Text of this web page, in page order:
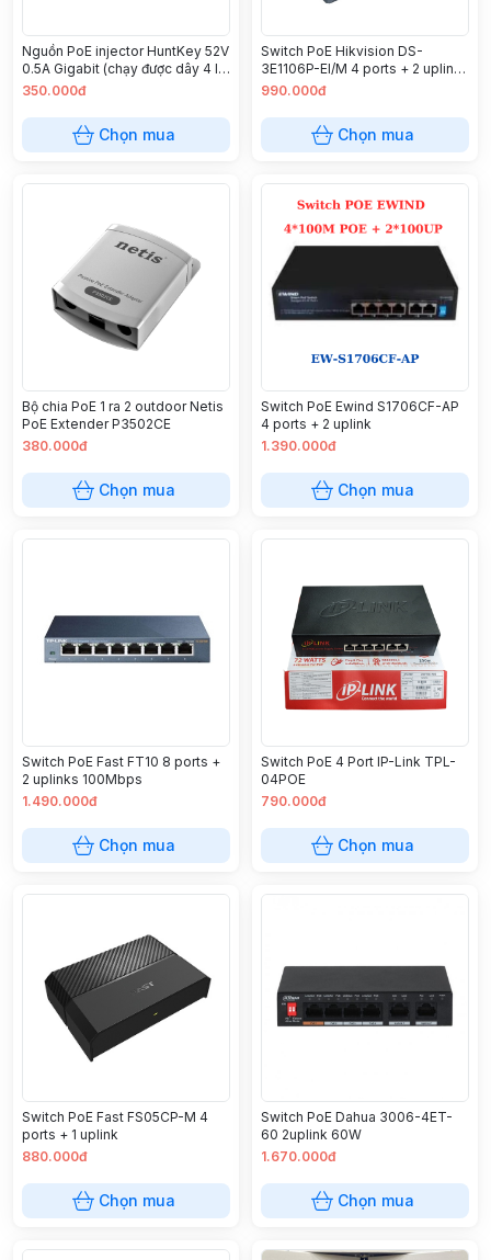
Nguồn PoE injector HuntKey 52V
0.5A Gigabit (chạy được dây 4 lõi
1236)
350.000đ
Chọn mua
Switch PoE Hikvision DS-
3E1106P-EI/M 4 ports + 2 uplink
100Mbps
990.000đ
Chọn mua
Bộ chia PoE 1 ra 2 outdoor Netis
PoE Extender P3502CE
380.000đ
Chọn mua
Switch PoE Ewind S1706CF-AP
4 ports + 2 uplink
1.390.000đ
Chọn mua
Switch PoE Fast FT10 8 ports +
2 uplinks 100Mbps
1.490.000đ
Chọn mua
Switch PoE 4 Port IP-Link TPL-
04POE
790.000đ
Chọn mua
Switch PoE Fast FS05CP-M 4
ports + 1 uplink
880.000đ
Chọn mua
Switch PoE Dahua 3006-4ET-
60 2uplink 60W
1.670.000đ
Chọn mua